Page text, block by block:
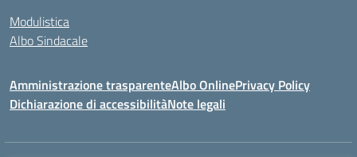
Modulistica
Albo Sindacale
Amministrazione trasparenteAlbo OnlinePrivacy Policy
Dichiarazione di accessibilitàNote legali